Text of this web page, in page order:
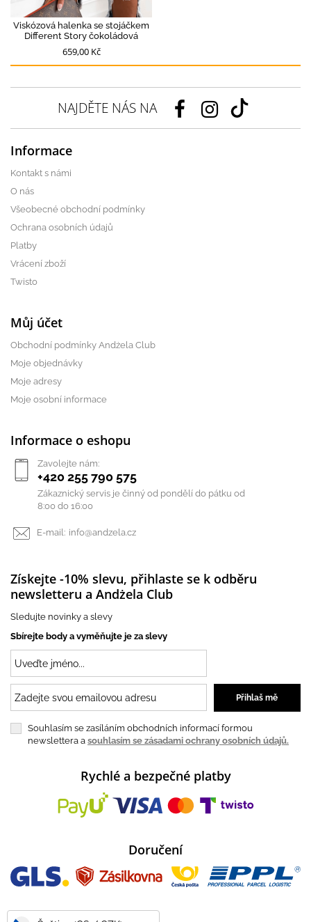
Viskózová halenka se stojáčkem
Different Story čokoládová
659,00 Kč
NAJDĚTE NÁS NA
Informace
Kontakt s námi
O nás
Všeobecné obchodní podmínky
Ochrana osobních údajů
Platby
Vrácení zboží
Twisto
Můj účet
Obchodní podmínky Andżela Club
Moje objednávky
Moje adresy
Moje osobní informace
Informace o eshopu
Zavolejte nám:
+420 255 790 575
Zákaznický servis je činný od pondělí do pátku od
8:00 do 16:00
E-mail: info@andzela.cz
Získejte -10% slevu, přihlaste se k odběru
newsletteru a Andżela Club
Sledujte novinky a slevy
Sbírejte body a vyměňujte je za slevy
Souhlasím se zasíláním obchodních informací formou
newslettera a souhlasím se zásadami ochrany osobních údajů.
Rychlé a bezpečné platby
Doručení